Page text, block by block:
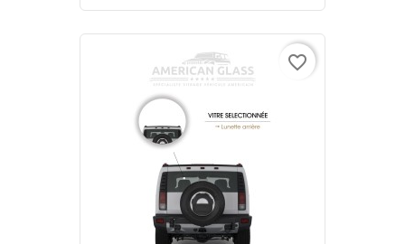
favorite_border